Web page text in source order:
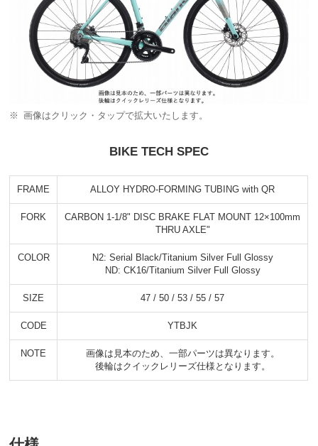
画像はクリック・タップで拡大いたします。
BIKE TECH SPEC
FRAME ALLOY HYDRO-FORMING TUBING with QR
FORK
CARBON 1-1/8" DISC BRAKE FLAT MOUNT 12×100mm
THRU AXLE"
COLOR
N2: Serial Black/Titanium Silver Full Glossy
ND: CK16/Titanium Silver Full Glossy
SIZE 47 / 50 / 53 / 55 / 57
CODE YTBJK
NOTE
画像は見本のため、一部パーツは異なります。
後輪はクイックレリーズ仕様となります。